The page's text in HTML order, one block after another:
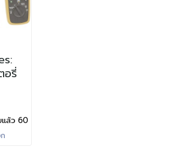
อรี่
แล้ว 60